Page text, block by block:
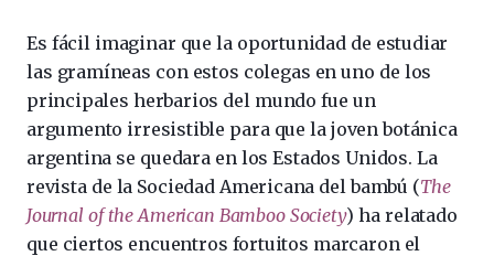
Es fácil imaginar que la oportunidad de estudiar
las gramíneas con estos colegas en uno de los
principales herbarios del mundo fue un
argumento irresistible para que la joven botánica
argentina se quedara en los Estados Unidos. La
revista de la Sociedad Americana del bambú (The
Journal of the American Bamboo Society) ha relatado
que ciertos encuentros fortuitos marcaron el